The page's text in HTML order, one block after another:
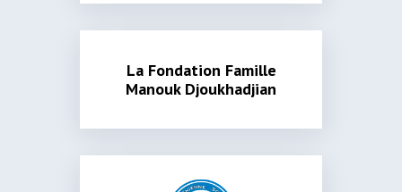
La Fondation Famille
Manouk Djoukhadjian